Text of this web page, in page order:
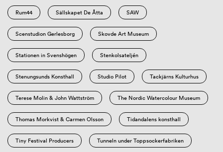
Rum44 Sällskapet De Åtta SAW
Scenstudion Gerlesborg Skovde Art Museum
Stationen in Svenshögen Stenkolsateljén
Stenungsunds Konsthall Studio Pilot Tackjärns Kulturhus
Terese Molin & John Wattström The Nordic Watercolour Museum
Thomas Morkvist & Carmen Olsson Tidandalens konsthall
Tiny Festival Producers Tunneln under Toppsockerfabriken